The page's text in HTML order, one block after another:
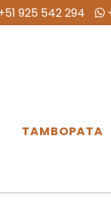
925 542 294
TAMBOPATA